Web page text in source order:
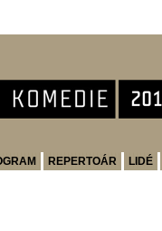
REPERTOÁR
LIDÉ